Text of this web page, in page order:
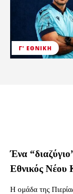
Γ' ΕΘΝΙΚΉ
Ένα
Εθνικός Νέου
Η ομάδα της